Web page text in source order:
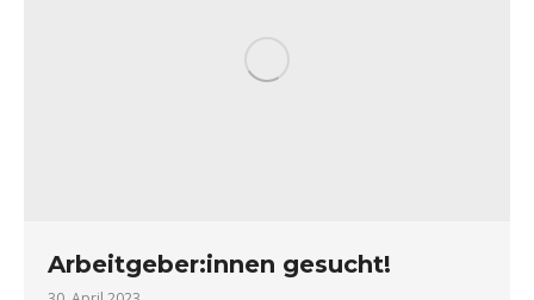
Arbeitgeber:innen gesucht!